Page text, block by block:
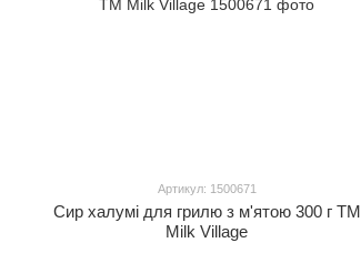
Артикул: 1500671
Сир халумі для грилю з м'ятою 300 г ТМ
Milk Village